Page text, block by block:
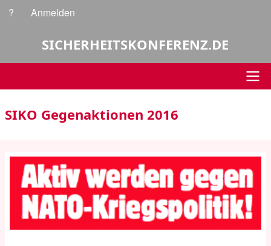
Direkt
Benutzermenü
? Anmelden
SICHERHEITSKONFERENZ.DE
Hauptnavigation
SIKO Gegenaktionen 2016